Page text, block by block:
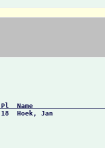
Pl  Name
18  Hoek, Jan